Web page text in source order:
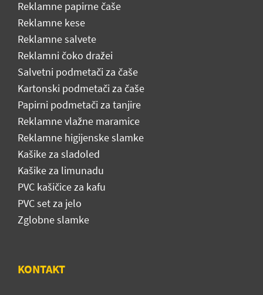
Reklamne papirne čaše
Reklamne kese
Reklamne salvete
Reklamni čoko dražei
Salvetni podmetači za čaše
Kartonski podmetači za čaše
Papirni podmetači za tanjire
Reklamne vlažne maramice
Reklamne higijenske slamke
Kašike za sladoled
Kašike za limunadu
PVC kašičice za kafu
PVC set za jelo
Zglobne slamke
KONTAKT